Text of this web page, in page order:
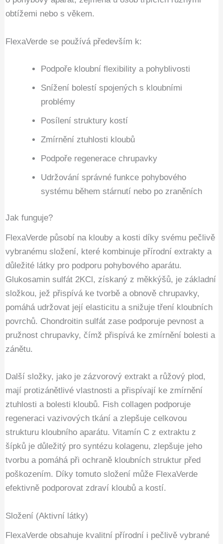
obtížemi nebo s věkem.
FlexaVerde se používá především k:
Podpoře kloubní flexibility a pohyblivosti
Snížení bolestí spojených s kloubními
problémy
Posílení struktury kostí
Zmírnění ztuhlosti kloubů
Podpoře regenerace chrupavky
Udržování správné funkce pohybového
systému během stárnutí nebo po zraněních
Jak funguje?
FlexaVerde působí na klouby a kosti díky svému pečlivě
vybranému složení, které kombinuje přírodní extrakty a
důležité látky pro podporu pohybového aparátu.
Glukosamin sulfát 2KCl, získaný z měkkýšů, je základní
složkou, jež přispívá ke tvorbě a obnově chrupavky,
pomáhá udržovat její elasticitu a snižuje tření kloubních
povrchů. Chondroitin sulfát zase podporuje pevnost a
pružnost chrupavky, čímž přispívá ke zmírnění bolesti a
zánětu.
Další složky, jako je zázvorový extrakt a růžový plod,
mají protizánětlivé vlastnosti a přispívají ke zmírnění
ztuhlosti a bolesti kloubů. Fish collagen podporuje
regeneraci vazivových tkání a zlepšuje celkovou
strukturu kloubního aparátu. Vitamín C z extraktu z
šípků je důležitý pro syntézu kolagenu, zlepšuje jeho
tvorbu a pomáhá při ochraně kloubních struktur před
poškozením. Díky tomuto složení může FlexaVerde
efektivně podporovat zdraví kloubů a kostí.
Složení (Aktivní látky)
FlexaVerde obsahuje kvalitní přírodní i pečlivě vybrané